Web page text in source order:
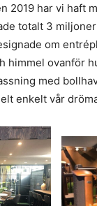
2019 har vi haft
totalt 3
om
himmel ovanför
med
enkelt vår